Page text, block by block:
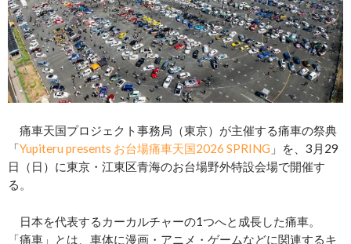
痛車天国プロジェクト事務局（東京）が主催する痛車の祭典
「Yupiteru presents お台場痛車天国2026 SPRING 」を、3月29
日（日）に東京・江東区青海のお台場野外特設会場で開催す
る。
日本を代表するカーカルチャーの1つへと成長した痛車。
「痛車」とは、車体に漫画・アニメ・ゲームなどに関連するキ